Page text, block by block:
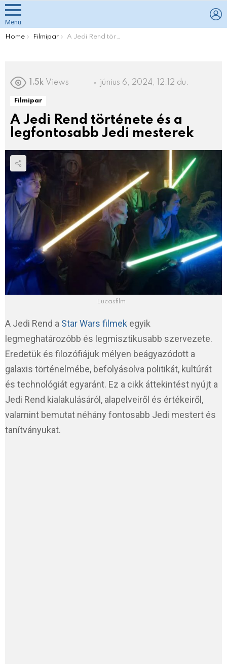
Menu
You are here:
Home Filmipar A Jedi Rend története és a legfontosabb Jedi mesterek
1.5k Views június 6, 2024, 12:12 du.
Filmipar
A Jedi Rend története és a
legfontosabb Jedi mesterek
Lucasfilm
A Jedi Rend a Star Wars filmek egyik
legmeghatározóbb és legmisztikusabb szervezete.
Eredetük és filozófiájuk mélyen beágyazódott a
galaxis történelmébe, befolyásolva politikát, kultúrát
és technológiát egyaránt. Ez a cikk áttekintést nyújt a
Jedi Rend kialakulásáról, alapelveiről és értékeiről,
valamint bemutat néhány fontosabb Jedi mestert és
tanítványukat.